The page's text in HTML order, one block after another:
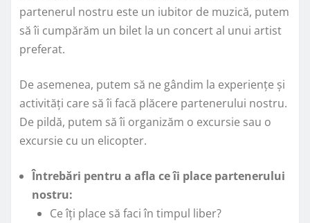
partenerul nostru este un iubitor de muzică, putem
să îi cumpărăm un bilet la un concert al unui artist
preferat.
De asemenea, putem să ne gândim la experiențe și
activități care să îi facă plăcere partenerului nostru.
De pildă, putem să îi organizăm o excursie sau o
excursie cu un elicopter.
Întrebări pentru a afla ce îi place partenerului
nostru:
Ce îți place să faci în timpul liber?